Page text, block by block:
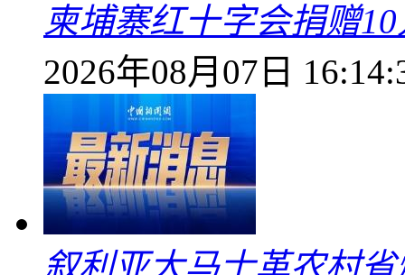
柬埔寨红十字会捐赠
2026年08月07日
叙利亚大马士革农村